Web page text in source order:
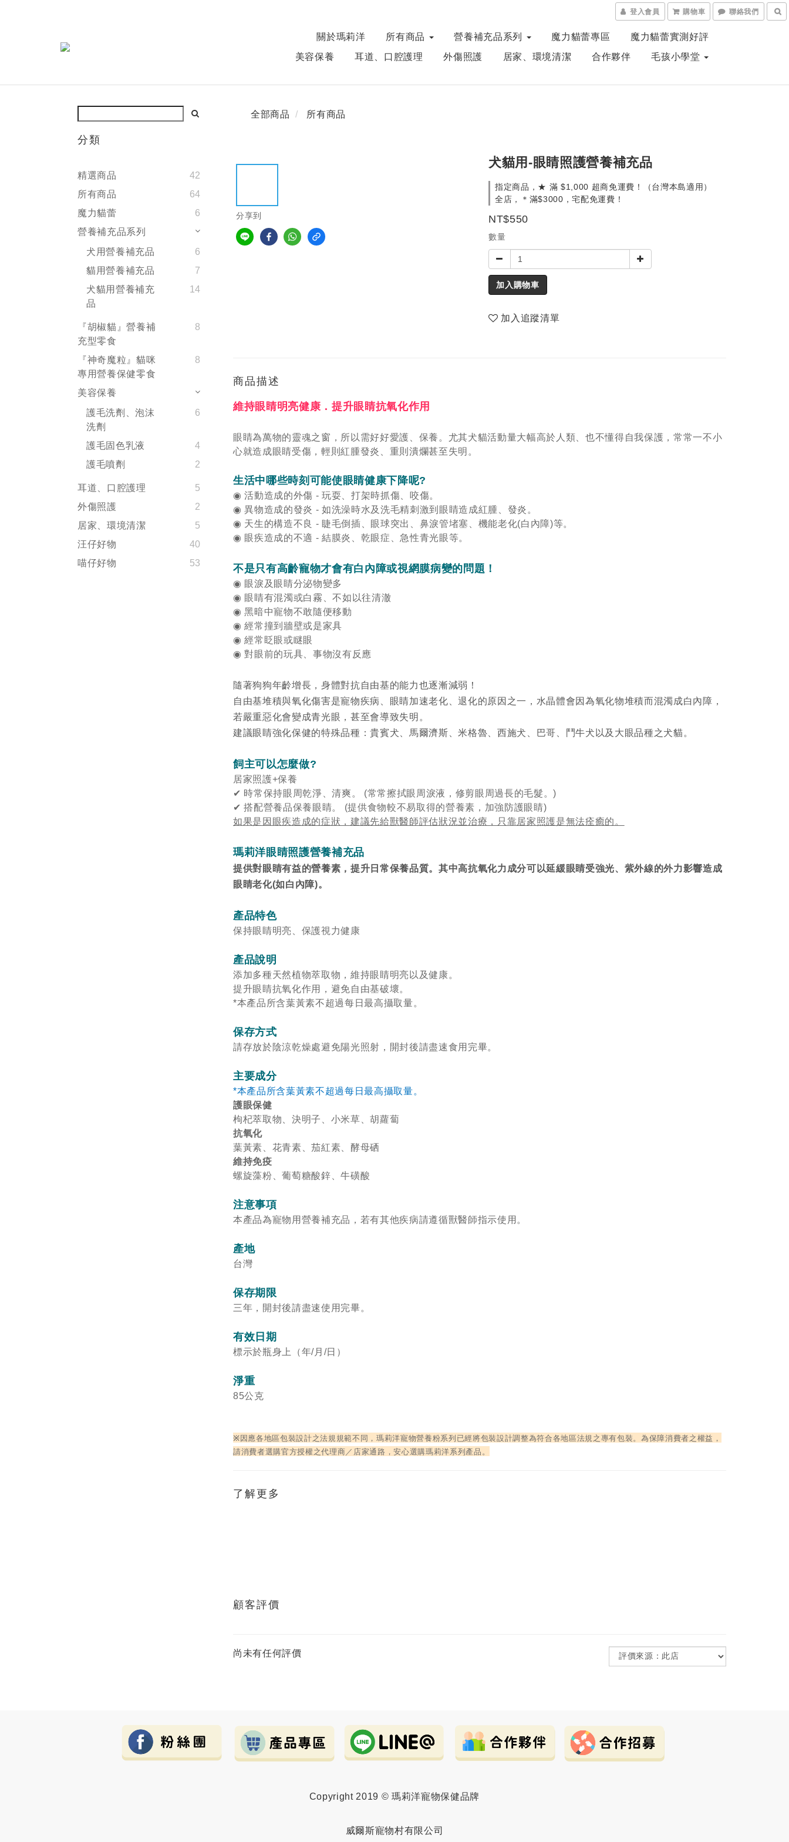
登入會員 購物車 聯絡我們
關於瑪莉洋 所有商品 營養補充品系列 魔力貓蕾專區
魔力貓蕾實測好評
美容保養
耳道、口腔護理 外傷照護 居家、環境清潔 合作夥伴 毛孩小學堂
分類
精選商品
42
所有商品
64
魔力貓蕾
6
營養補充品系列
犬用營養補充品
6
貓用營養補充品
7
犬貓用營養補充
品
14
『胡椒貓』營養補
充型零食
8
『神奇魔粒』貓咪
專用營養保健零食
8
美容保養
護毛洗劑、泡沫
洗劑
6
護毛固色乳液
4
護毛噴劑
2
耳道、口腔護理
5
外傷照護
2
居家、環境清潔
5
汪仔好物
40
喵仔好物
53
全部商品 所有商品
分享到
犬貓用-眼睛照護營養補充品
指定商品，★ 滿 $1,000 超商免運費！（台灣本島適用）
全店，＊滿$3000，宅配免運費！
NT$550
數量
加入購物車
加入追蹤清單
商品描述
維持眼睛明亮健康．提升眼睛抗氧化作用
眼睛為萬物的靈魂之窗，所以需好好愛護、保養。尤其犬貓活動量大幅高於人類、也不懂得自我保護，常常一不小
心就造成眼睛受傷，輕則紅腫發炎、重則潰爛甚至失明。
生活中哪些時刻可能使眼睛健康下降呢?
◉ 活動造成的外傷 - 玩耍、打架時抓傷、咬傷。
◉ 異物造成的發炎 - 如洗澡時水及洗毛精刺激到眼睛造成紅腫、發炎。
◉ 天生的構造不良 - 睫毛倒插、眼球突出、鼻淚管堵塞、機能老化(白內障)等。
◉ 眼疾造成的不適 - 結膜炎、乾眼症、急性青光眼等。
不是只有高齡寵物才會有白內障或視網膜病變的問題！
◉ 眼淚及眼睛分泌物變多
◉ 眼睛有混濁或白霧、不如以往清澈
◉ 黑暗中寵物不敢隨便移動
◉ 經常撞到牆壁或是家具
◉ 經常眨眼或瞇眼
◉ 對眼前的玩具、事物沒有反應
隨著狗狗年齡增長，身體對抗自由基的能力也逐漸減弱！
自由基堆積與氧化傷害是寵物疾病、眼睛加速老化、退化的原因之一，水晶體會因為氧化物堆積而混濁成白內障，
若嚴重惡化會變成青光眼，甚至會導致失明。
建議眼睛強化保健的特殊品種：貴賓犬、馬爾濟斯、米格魯、西施犬、巴哥、鬥牛犬以及大眼品種之犬貓。
飼主可以怎麼做?
居家照護+保養
✔ 時常保持眼周乾淨、清爽。 (常常擦拭眼周淚液，修剪眼周過長的毛髮。)
✔搭配營養品保養眼睛。 (提供食物較不易取得的營養素，加強防護眼睛)
如果是因眼疾造成的症狀，建議先給獸醫師評估狀況並治療，只靠居家照護是無法痊癒的。
瑪莉洋眼睛照護營養補充品
提供對眼睛有益的營養素，提升日常保養品質。其中高抗氧化力成分可以延緩眼睛受強光、紫外線的外力影響造成
眼睛老化(如白內障)。
產品特色
保持眼睛明亮、保護視力健康
產品說明
添加多種天然植物萃取物，維持眼睛明亮以及健康。
提升眼睛抗氧化作用，避免自由基破壞。
*本產品所含葉黃素不超過每日最高攝取量。
保存方式
請存放於陰涼乾燥處避免陽光照射，開封後請盡速食用完畢。
主要成分
*本產品所含葉黃素不超過每日最高攝取量。
護眼保健
枸杞萃取物、決明子、小米草、胡蘿蔔
抗氧化
葉黃素、花青素、茄紅素、酵母硒
維持免疫
螺旋藻粉、葡萄糖酸鋅、牛磺酸
注意事項
本產品為寵物用營養補充品，若有其他疾病請遵循獸醫師指示使用。
產地
台灣
保存期限
三年，開封後請盡速使用完畢。
有效日期
標示於瓶身上（年/月/日）
淨重
85公克
※ 因應各地區包裝設計之法規規範不同，瑪莉洋寵物營養粉系列已經將包裝設計調整為符合各地區法規之專有包裝。為保障消費者之權益，
請消費者選購官方授權之代理商／店家通路，安心選購瑪莉洋系列產品。
了解更多
顧客評價
尚未有任何評價
Copyright 2019 © 瑪莉洋寵物保健品牌
威爾斯寵物村有限公司